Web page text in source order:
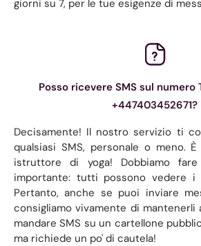
giorni su 7, per le tue esigenze di
Posso ricevere SMS sul numero
+447403452671?
Decisamente! Il nostro servizio ti
qualsiasi SMS, personale o meno.
istruttore di yoga! Dobbiamo
importante: tutti possono vedere i
Pertanto, anche se puoi inviare
consigliamo vivamente di mantenerli
mandare SMS su un cartellone
ma richiede un po' di cautela!